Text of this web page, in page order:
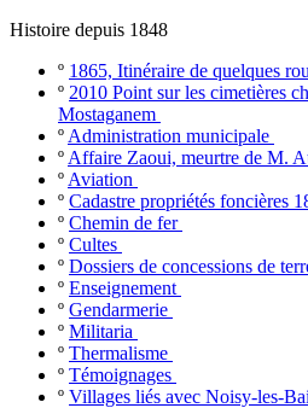
Histoire depuis 1848
º 1865, Itinéraire de quelques
º 2010 Point sur les cimetières
Mostaganem
º Administration municipale
º Affaire Zaoui, meurtre de M.
º Aviation
º Cadastre propriétés foncières
º Chemin de fer
º Cultes
º Dossiers de concessions de
º Enseignement
º Gendarmerie
º Militaria
º Thermalisme
º Témoignages
º Villages liés avec Noisy-les-